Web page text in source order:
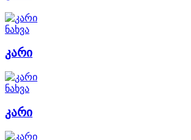
ნახვა
კარი
ნახვა
კარი